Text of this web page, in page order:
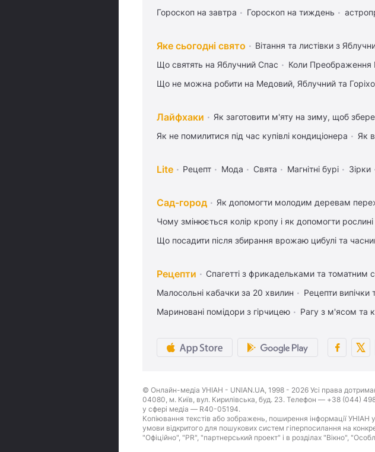
Гороскоп на завтра
Гороскоп на тиждень
Яке сьогодні свято Вітання та листівки з
Що святять на Яблучний Спас
Коли Преображення
Що не можна робити на Медовий, Яблучний та
Лайфхаки Як заготовити м'яту на зиму, щоб
Як не помилитися під час купівлі кондиціонера
Як
Lite Рецепт Мода Свята Магнітні бурі Зірки
Сад-город Як допомогти молодим деревам
Чому змінюється колір кропу і як допомогти рослині
Що посадити після збирання врожаю цибулі та
Рецепти Спагетті з фрикадельками та томатним
Малосольні кабачки за 20 хвилин
Рецепти випічки
Мариновані помідори з гірчицею
Рагу з м'ясом та
© Онлайн-медіа УНІАН - UNIAN.UA, 1998 - 2026 Усі права
04080, м. Київ, вул. Кирилівська, буд. 23. Телефон — +38 (044)
у сфері медіа — R40-05194.
Копіювання текстів або зображень, поширення інформації УНІАН
умови відкритого для пошукових систем гіперпосилання на
"Офіційно", "PR", "партнерський проект" і в розділах "Вікно",